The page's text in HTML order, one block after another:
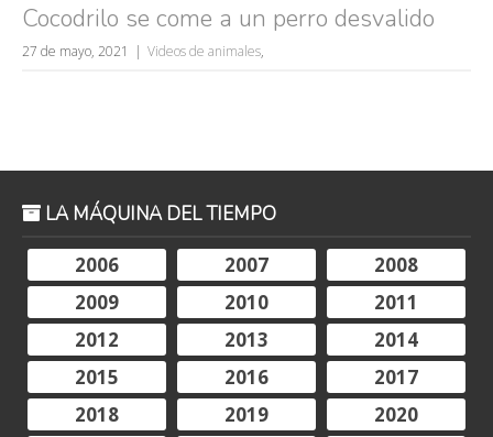
Cocodrilo se come a un perro desvalido
27 de mayo, 2021 Videos de animales,
LA MÁQUINA DEL TIEMPO
2006
2007
2008
2009
2010
2011
2012
2013
2014
2015
2016
2017
2018
2019
2020